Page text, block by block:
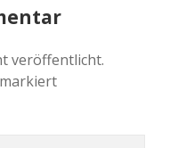
veröffentlicht.
markiert